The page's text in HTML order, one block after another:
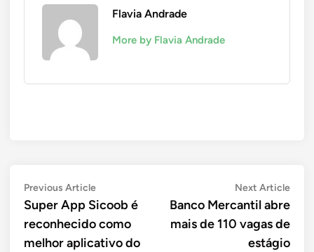
Flavia Andrade
More by Flavia Andrade
Navegação
de
Post
Previous ArticlePrevious
article:
Super App Sicoob é
reconhecido como
melhor aplicativo do
Next ArticleNext
Banco Mercantil abre
mais de 110 vagas de
estágio